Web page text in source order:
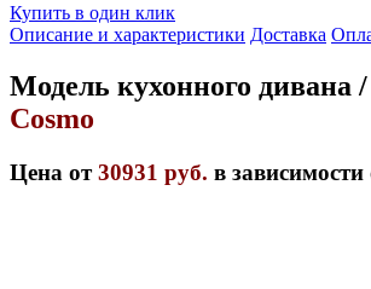
Купить в один клик
Описание и характеристики Доставка
Модель кухонного дивана /
Cosmo
Цена от30931 руб. в зависимости